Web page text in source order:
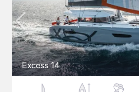
Excess 14